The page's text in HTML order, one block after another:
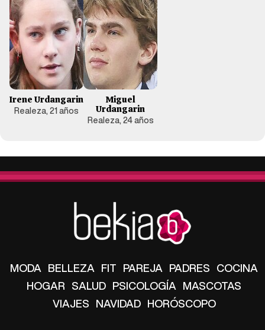
Irene Urdangarin
Realeza, 21 años
Miguel
Urdangarin
Realeza, 24 años
MODA BELLEZA FIT PAREJA PADRES COCINA
HOGAR SALUD PSICOLOGÍA MASCOTAS
VIAJES NAVIDAD HORÓSCOPO